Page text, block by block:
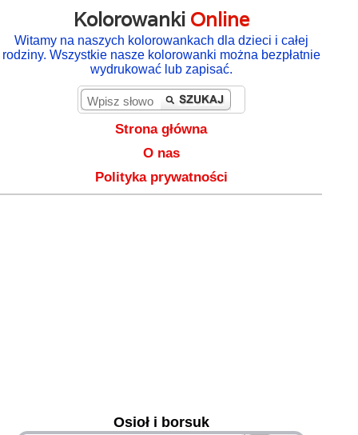
Kolorowanki Online
Witamy na naszych kolorowankach dla dzieci i całej
rodziny. Wszystkie nasze kolorowanki można bezpłatnie
wydrukować lub zapisać.
Strona główna
O nas
Polityka prywatności
Osioł i borsuk